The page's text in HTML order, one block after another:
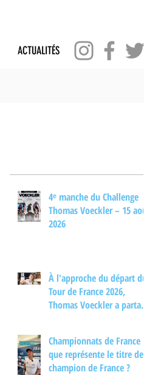
ACTUALITÉS
4ᵉ manche du Challenge
Thomas Voeckler – 15 août
2026
À l'approche du départ du
Tour de France 2026,
Thomas Voeckler a partagé
nouvelle édition dans une
interview.
Championnats de France :
que représente le titre de
champion de France ?